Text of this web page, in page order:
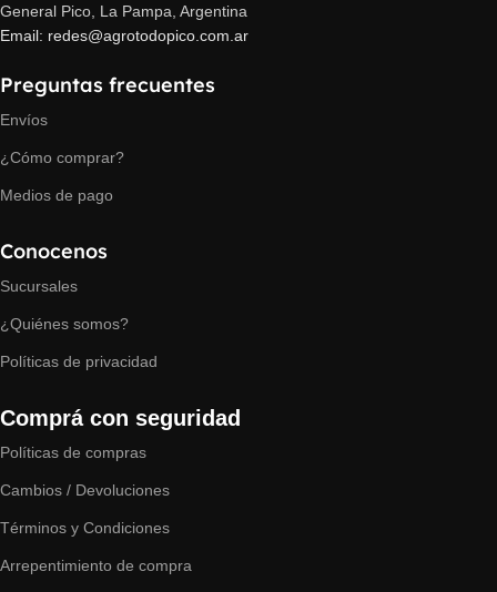
General Pico, La Pampa, Argentina
Email: redes@agrotodopico.com.ar
Preguntas frecuentes
Envíos
¿Cómo comprar?
Medios de pago
Conocenos
Sucursales
¿Quiénes somos?
Políticas de privacidad
Comprá con seguridad
Políticas de compras
Cambios / Devoluciones
Términos y Condiciones
Arrepentimiento de compra